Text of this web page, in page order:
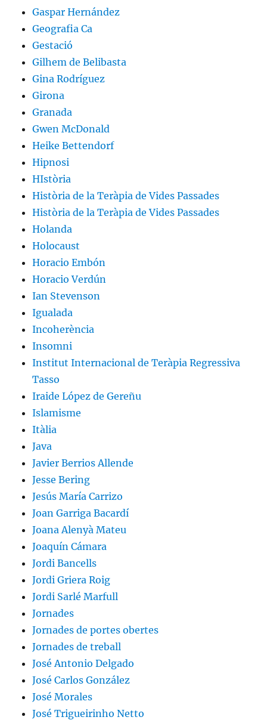
Gaspar Hernández
Geografia Ca
Gestació
Gilhem de Belibasta
Gina Rodríguez
Girona
Granada
Gwen McDonald
Heike Bettendorf
Hipnosi
HIstòria
Història de la Teràpia de Vides Passades
Història de la Teràpia de Vides Passades
Holanda
Holocaust
Horacio Embón
Horacio Verdún
Ian Stevenson
Igualada
Incoherència
Insomni
Institut Internacional de Teràpia Regressiva
Tasso
Iraide López de Gereñu
Islamisme
Itàlia
Java
Javier Berrios Allende
Jesse Bering
Jesús María Carrizo
Joan Garriga Bacardí
Joana Alenyà Mateu
Joaquín Cámara
Jordi Bancells
Jordi Griera Roig
Jordi Sarlé Marfull
Jornades
Jornades de portes obertes
Jornades de treball
José Antonio Delgado
José Carlos González
José Morales
José Trigueirinho Netto